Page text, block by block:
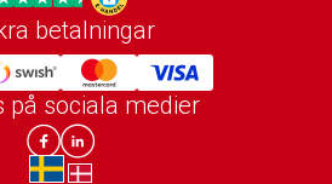
Trygg E-handel
betalningar
på sociala medier
Lomax DK Facebook
Lomax SE LinkIn
sv-SEda-DK